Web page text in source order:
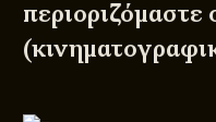
περιοριζόμαστε